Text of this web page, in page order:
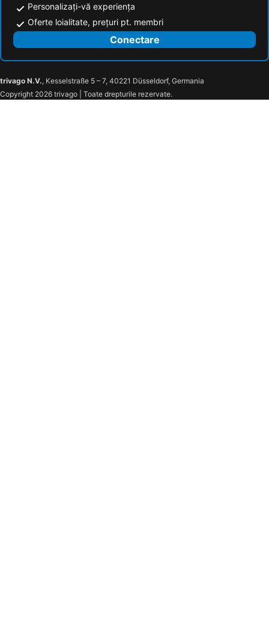
Personalizați-vă experiența
Oferte loialitate, prețuri pt. membri
Conectare
trivago N.V., Kesselstraße 5 – 7, 40221 Düsseldorf, Germania
Copyright 2026 trivago | Toate drepturile rezervate.